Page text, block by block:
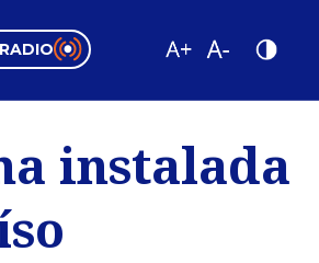
instalada